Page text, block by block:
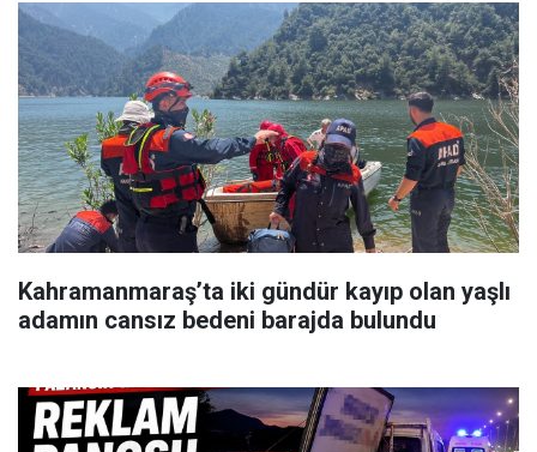
Kahramanmaraş’ta iki gündür kayıp olan yaşlı
adamın cansız bedeni barajda bulundu